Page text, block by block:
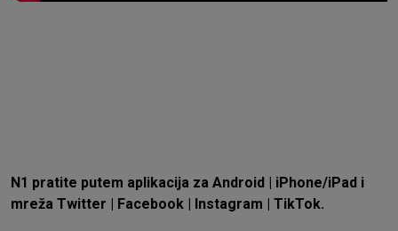
N1 pratite putem aplikacija za Android iPhone/iPad i
mreža Twitter Facebook Instagram TikTok.